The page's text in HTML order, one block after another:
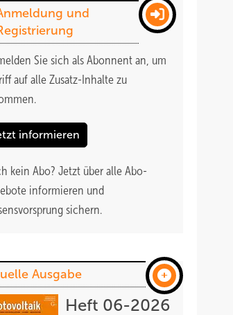
und
Sie sich als Abonnent an, um
auf alle Zusatz-Inhalte zu
.
informieren
kein Abo? Jetzt über alle Abo-
informieren und
sichern.
Ausgabe
Heft 06-2026